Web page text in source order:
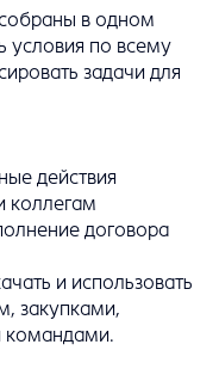
в одном
условия по всему
задачи для
действия
коллегам
договора
и использовать
закупками,
командами.